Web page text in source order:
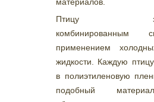
Птицу
комбинированным
применением
жидкости. Каждую
в полиэтиленовую
подобный